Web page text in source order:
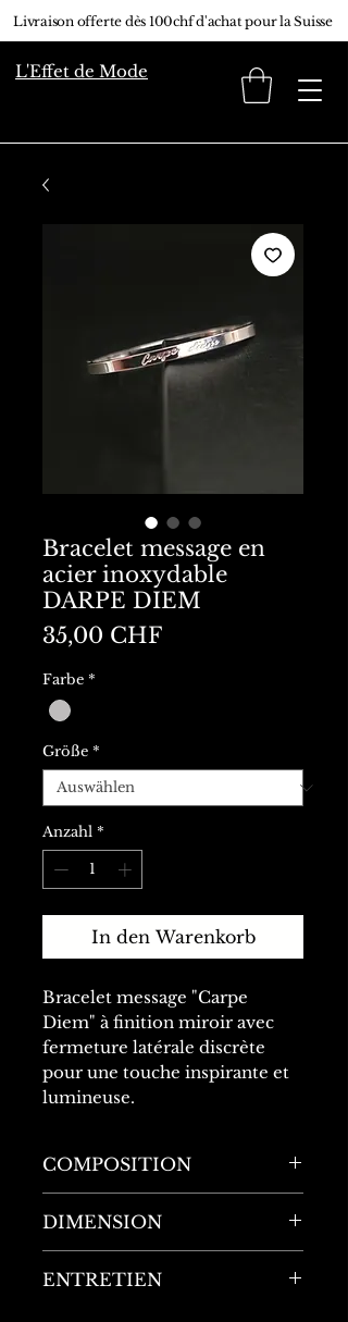
Livraison offerte dès 100chf d'achat pour la Suisse
L'Effet de Mode
Bracelet message en
acier inoxydable
DARPE DIEM
35,00 CHFPreis
Farbe *
Größe *
Anzahl *
In den Warenkorb
Bracelet message "Carpe
Diem" à finition miroir avec
fermeture latérale discrète
pour une touche inspirante et
lumineuse.
COMPOSITION
DIMENSION
Largeur : 0,5cm
ENTRETIEN